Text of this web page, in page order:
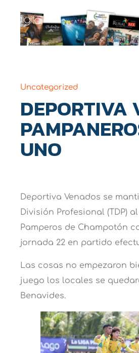
Uncategorized
DEPORTIVA
UNO
Deportiva Venados se
División Profesional (TDP)
Pamperos de Champotón
jornada 22 en partido
Las cosas no empezaron
juego los locales se
Benavides.